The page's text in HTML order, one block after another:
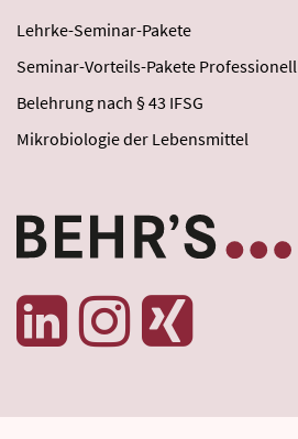
Lehrke-Seminar-Pakete
Seminar-Vorteils-Pakete Professionell
Belehrung nach § 43 IFSG
Mikrobiologie der Lebensmittel